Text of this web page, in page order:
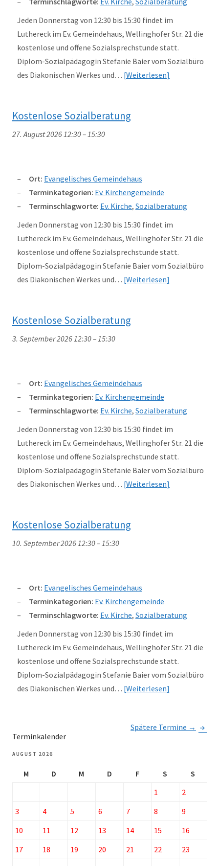
Jeden Donnerstag von 12:30 bis 15:30 findet im
Luthereck im Ev. Gemeindehaus, Wellinghofer Str. 21 die
kostenlose und offene Sozialsprechstunde statt.
Diplom-Sozialpädagogin Stefanie Baier vom Sozialbüro
des Diakonischen Werkes und… Weiterlesen
Kostenlose Sozialberatung
27. August 2026 12:30–15:30
Ort: Evangelisches Gemeindehaus
Terminkategorien: Ev. Kirchengemeinde
Terminschlagworte: Ev. Kirche, Sozialberatung
Jeden Donnerstag von 12:30 bis 15:30 findet im
Luthereck im Ev. Gemeindehaus, Wellinghofer Str. 21 die
kostenlose und offene Sozialsprechstunde statt.
Diplom-Sozialpädagogin Stefanie Baier vom Sozialbüro
des Diakonischen Werkes und… Weiterlesen
Kostenlose Sozialberatung
3. September 2026 12:30–15:30
Ort: Evangelisches Gemeindehaus
Terminkategorien: Ev. Kirchengemeinde
Terminschlagworte: Ev. Kirche, Sozialberatung
Jeden Donnerstag von 12:30 bis 15:30 findet im
Luthereck im Ev. Gemeindehaus, Wellinghofer Str. 21 die
kostenlose und offene Sozialsprechstunde statt.
Diplom-Sozialpädagogin Stefanie Baier vom Sozialbüro
des Diakonischen Werkes und… Weiterlesen
Kostenlose Sozialberatung
10. September 2026 12:30–15:30
Ort: Evangelisches Gemeindehaus
Terminkategorien: Ev. Kirchengemeinde
Terminschlagworte: Ev. Kirche, Sozialberatung
Jeden Donnerstag von 12:30 bis 15:30 findet im
Luthereck im Ev. Gemeindehaus, Wellinghofer Str. 21 die
kostenlose und offene Sozialsprechstunde statt.
Diplom-Sozialpädagogin Stefanie Baier vom Sozialbüro
des Diakonischen Werkes und… Weiterlesen
Spätere Termine →
Terminkalender
AUGUST 2026
M D M D F S
S
1
2
3
4 5 6 7 8
9
10
11 12 13 14 15
16
17
18 19 20 21 22
23